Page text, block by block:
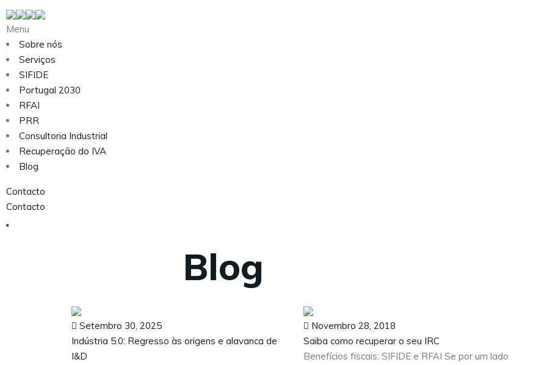
Menu
Sobre nós
Serviços
SIFIDE
Portugal 2030
RFAI
PRR
Consultoria Industrial
Recuperação do IVA
Blog
Contacto
Contacto
Blog
Setembro 30, 2025
Indústria 5.0: Regresso às origens e alavanca de
I&D
Novembro 28, 2018
Saiba como recuperar o seu IRC
Benefícios fiscais: SIFIDE e RFAI Se por um lado